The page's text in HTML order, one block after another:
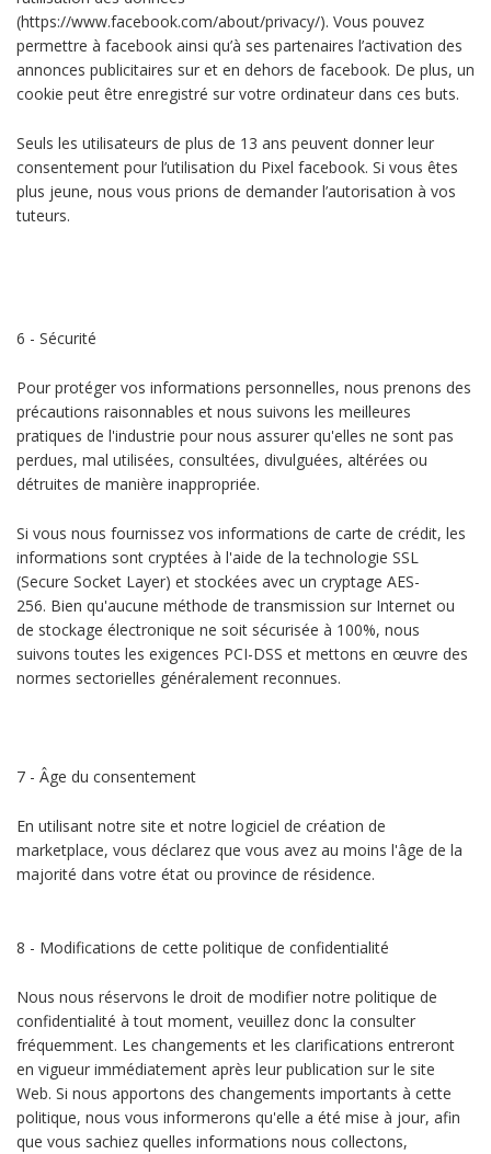
(https://www.facebook.com/about/privacy/). Vous pouvez
permettre à facebook ainsi qu’à ses partenaires l’activation des
annonces publicitaires sur et en dehors de facebook. De plus, un
cookie peut être enregistré sur votre ordinateur dans ces buts.
Seuls les utilisateurs de plus de 13 ans peuvent donner leur
consentement pour l’utilisation du Pixel facebook. Si vous êtes
plus jeune, nous vous prions de demander l’autorisation à vos
tuteurs.
6 - Sécurité
Pour protéger vos informations personnelles, nous prenons des
précautions raisonnables et nous suivons les meilleures
pratiques de l'industrie pour nous assurer qu'elles ne sont pas
perdues, mal utilisées, consultées, divulguées, altérées ou
détruites de manière inappropriée.
Si vous nous fournissez vos informations de carte de crédit, les
informations sont cryptées à l'aide de la technologie SSL
(Secure Socket Layer) et stockées avec un cryptage AES-
256. Bien qu'aucune méthode de transmission sur Internet ou
de stockage électronique ne soit sécurisée à 100%, nous
suivons toutes les exigences PCI-DSS et mettons en œuvre des
normes sectorielles généralement reconnues.
7 - Âge du consentement
En utilisant notre site et notre logiciel de création de
marketplace, vous déclarez que vous avez au moins l'âge de la
majorité dans votre état ou province de résidence.
8 - Modifications de cette politique de confidentialité
Nous nous réservons le droit de modifier notre politique de
confidentialité à tout moment, veuillez donc la consulter
fréquemment. Les changements et les clarifications entreront
en vigueur immédiatement après leur publication sur le site
Web. Si nous apportons des changements importants à cette
politique, nous vous informerons qu'elle a été mise à jour, afin
que vous sachiez quelles informations nous collectons,